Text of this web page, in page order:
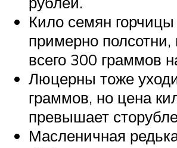
Кило семян
примерно полсотни,
всего 300 граммов
Люцерны тоже
граммов, но цена
превышает
Масленичная